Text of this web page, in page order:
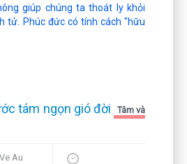
giúp chúng ta thoát ly khỏi
tử. Phúc đức có tính cách "hữu
tám ngọn gió đời Tâm và
Au